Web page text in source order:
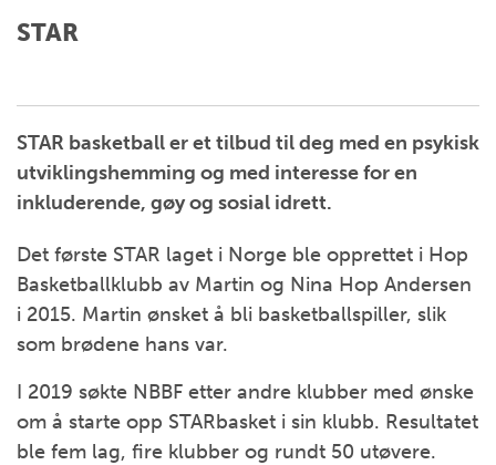
STAR
STAR basketball er et tilbud til deg med en psykisk
utviklingshemming og med interesse for en
inkluderende, gøy og sosial idrett.
Det første STAR laget i Norge ble opprettet i Hop
Basketballklubb av Martin og Nina Hop Andersen
i 2015. Martin ønsket å bli basketballspiller, slik
som brødene hans var.
I 2019 søkte NBBF etter andre klubber med ønske
om å starte opp STARbasket i sin klubb. Resultatet
ble fem lag, fire klubber og rundt 50 utøvere.